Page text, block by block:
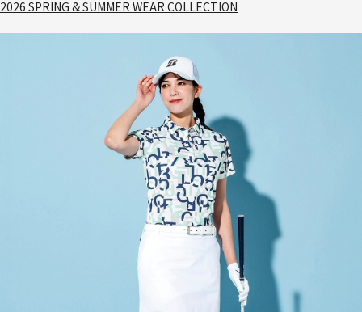
2026 SPRING & SUMMER WEAR COLLECTION